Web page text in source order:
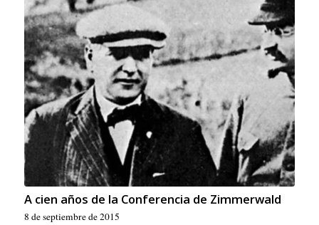
A cien años de la Conferencia de Zimmerwald
8 de septiembre de 2015